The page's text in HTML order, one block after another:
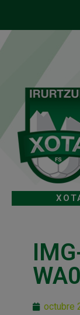
octubre